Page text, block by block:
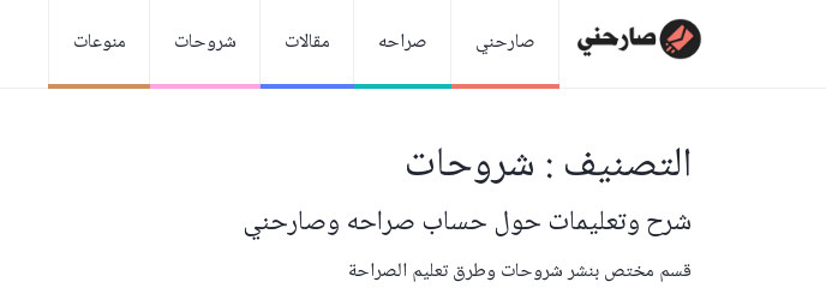
منوعات شروحات مقالات صراحه صارحني
التصنيف : شروحات
شرح وتعليمات حول حساب صراحه وصارحني
قسم مختص بنشر شروحات وطرق تعليم الصراحة